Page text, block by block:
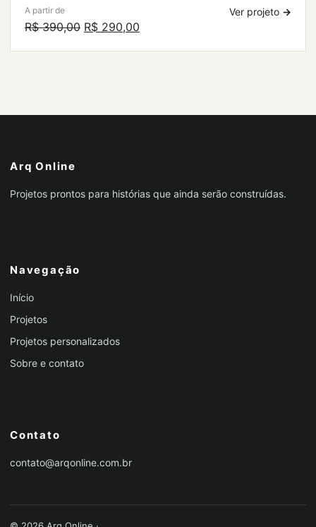
A partir de
R$390,00 O
R$ 290,00
Ver projeto →
Arq Online
Projetos prontos para histórias que ainda serão construídas.
Navegação
Início
Projetos
Projetos personalizados
Sobre e contato
Contato
contato@arqonline.com.br